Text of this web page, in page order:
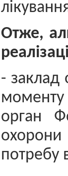
Отже,
- заклад
орган
охорони
потребу